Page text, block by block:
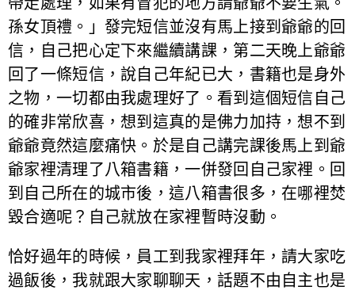
孫女頂禮。」發完短信並沒有馬上接到爺爺的回
信，自己把心定下來繼續講課，第二天晚上爺爺
回了一條短信，說自己年紀已大，書籍也是身外
之物，一切都由我處理好了。看到這個短信自己
的確非常欣喜，想到這真的是佛力加持，想不到
爺爺竟然這麼痛快。於是自己講完課後馬上到爺
爺家裡清理了八箱書籍，一併發回自己家裡。回
到自己所在的城市後，這八箱書很多，在哪裡焚
毀合適呢？自己就放在家裡暫時沒動。
恰好過年的時候，員工到我家裡拜年，請大家吃
過飯後，我就跟大家聊聊天，話題不由自主也是